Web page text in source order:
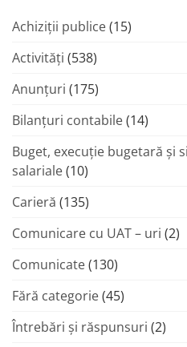
Achiziții publice(15)
Activități (538)
Anunțuri (175)
Bilanțuri contabile(14)
Buget, execuție bugetară și
salariale(10)
Carieră (135)
Comunicare cu UAT – uri (2)
Comunicate(130)
Fără categorie(45)
Întrebări și răspunsuri (2)